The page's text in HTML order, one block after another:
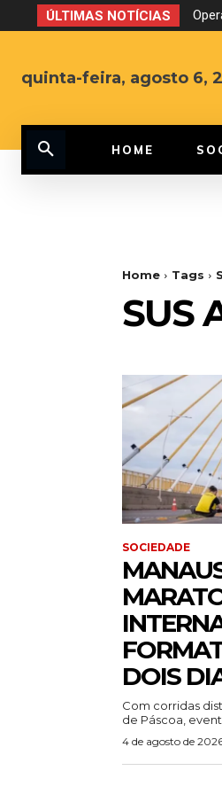
ÚLTIMAS NOTÍCIAS
quinta-feira, agosto 6,
HOME
Home Tags
SUS
SOCIEDADE
DOIS
Com corridas
de Páscoa,
4 de agosto de